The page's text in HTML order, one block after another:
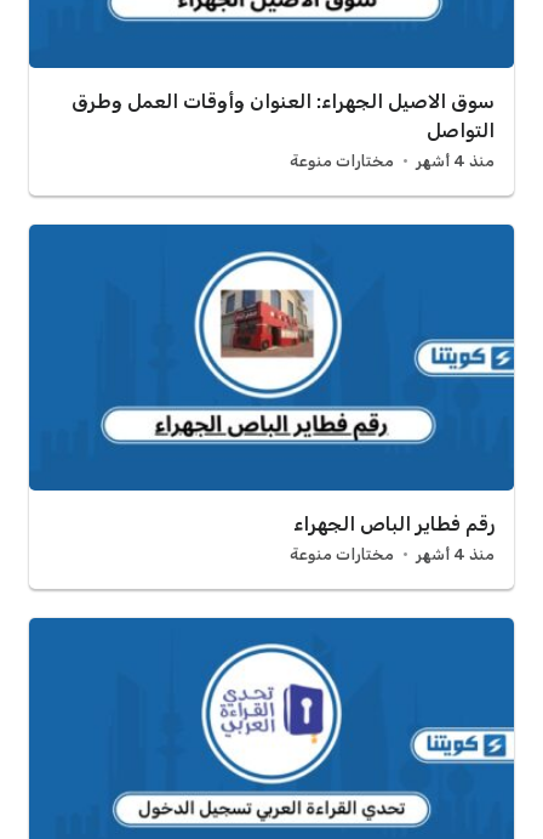
سوق الاصيل الجهراء: العنوان وأوقات العمل وطرق
التواصل
منذ 4 أشهر مختارات منوعة
رقم فطاير الباص الجهراء
منذ 4 أشهر مختارات منوعة